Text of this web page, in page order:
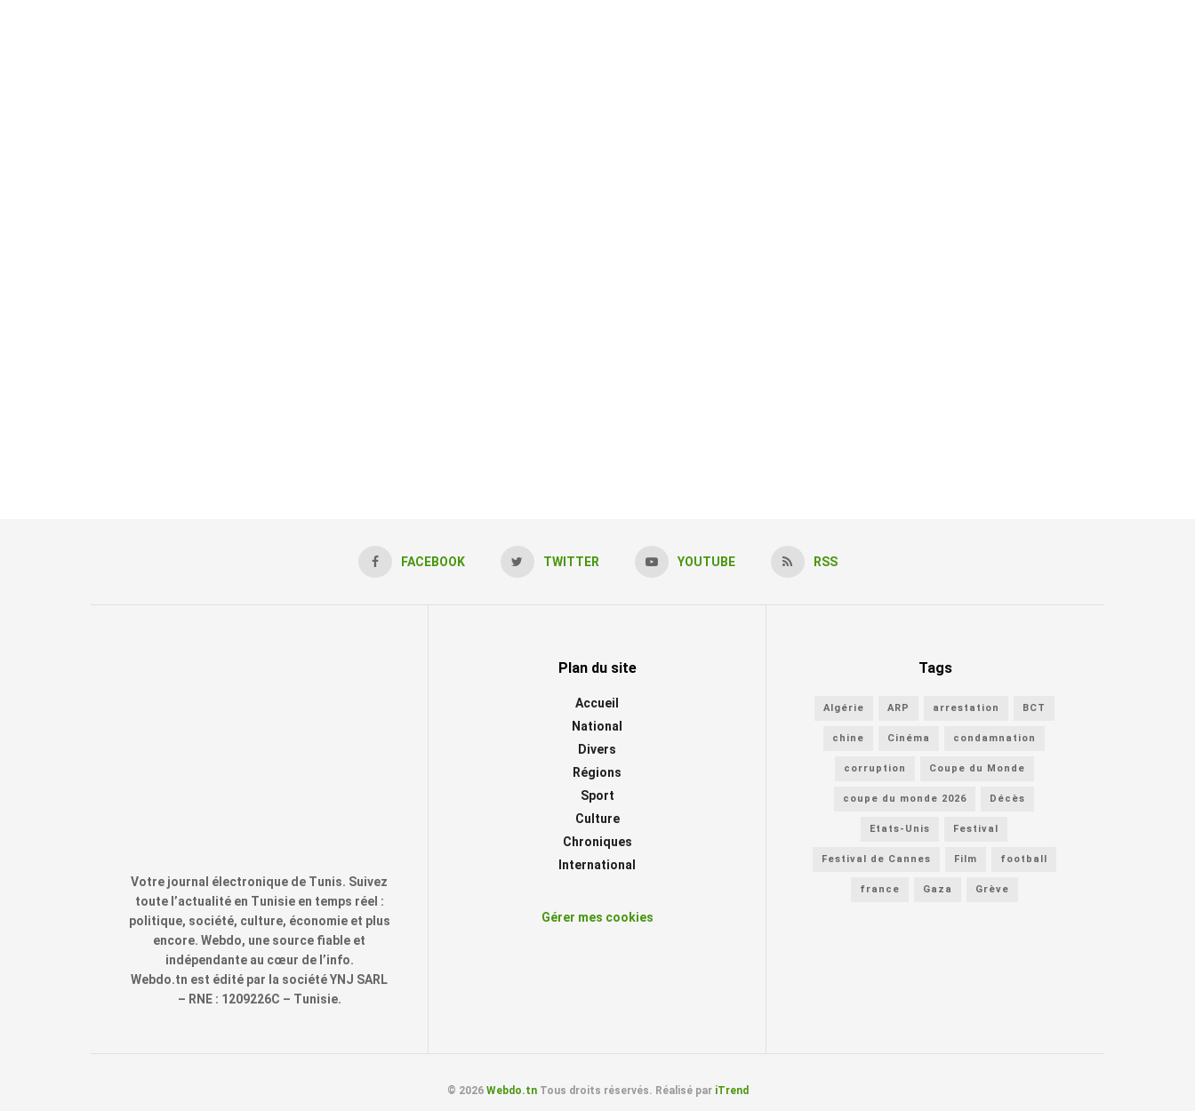
FACEBOOK TWITTER YOUTUBE RSS
Votre journal électronique de Tunis. Suivez
toute l’actualité en Tunisie en temps réel :
politique, société, culture, économie et plus
encore. Webdo, une source fiable et
indépendante au cœur de l’info.
Webdo.tn est édité par la société YNJ SARL
– RNE : 1209226C – Tunisie.
Plan du site
Accueil
National
Divers
Régions
Sport
Culture
Chroniques
International
Gérer mes cookies
Tags
Algérie ARP arrestation BCT
chine Cinéma condamnation
corruption Coupe du Monde
coupe du monde 2026 Décès
Etats-Unis Festival
Festival de Cannes Film football
france Gaza Grève
© 2026 Webdo.tnTous droits réservés. Réalisé par iTrend